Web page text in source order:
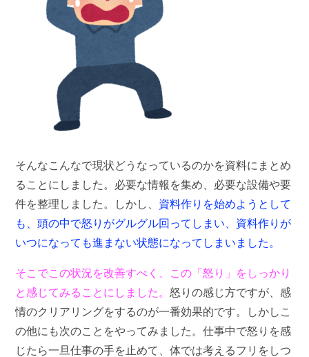
そんなこんなで現状どうなっているのかを資料にまとめ
ることにしました。必要な情報を集め、必要な設備や要
件を整理しました。しかし、 資料作りを始めようとして
も、頭の中で怒りがグルグル回ってしまい、資料作りが
いつになっても進まない状態になってしまいました。
そこでこの状況を改善すべく、この「怒り」をしっかり
と感じてみることにしました。怒りの感じ方ですが、感
情のクリアリングをするのが一番効果的です。しかしこ
の他にも次のことをやってみました。仕事中で怒りを感
じたら一旦仕事の手を止めて、体では考えるフリをしつ